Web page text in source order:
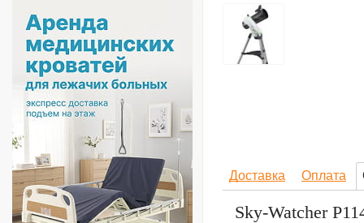
Доставка Оплата
Sky-Watcher